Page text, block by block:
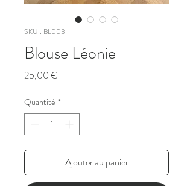
SKU : BL003
Blouse Léonie
25,00 €
Quantité *
Ajouter au panier